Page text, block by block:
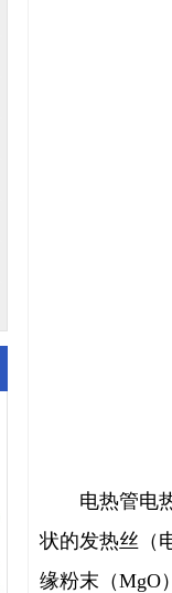
电热管电热
状的发热丝（
缘粉末（MgO